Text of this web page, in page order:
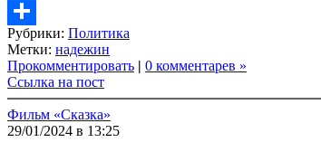
Copy
Link
Share
Рубрики: Политика
Метки: надежин
Прокомментировать | 0 комментарев »
Ссылка на пост
Фильм «Сказка»
29/01/2024 в 13:25